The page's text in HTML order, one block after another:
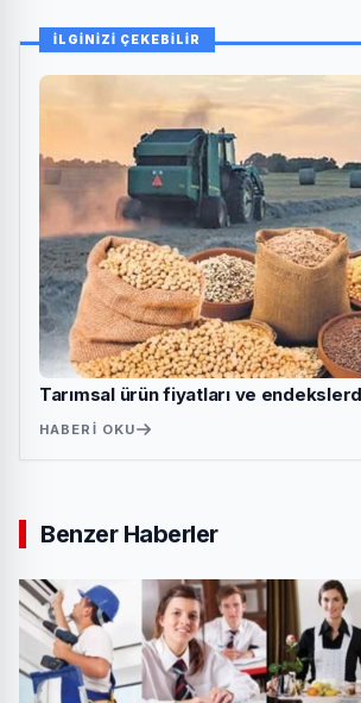
İLGİNİZİ ÇEKEBİLİR
Tarımsal ürün fiyatları ve
HABERI OKU
Benzer Haberler